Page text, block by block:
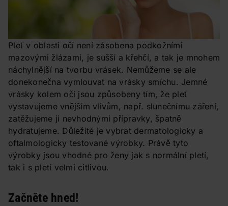
Pleť v oblasti očí není zásobena podkožními
mazovými žlázami, je sušší a křehčí, a tak je mnohem
náchylnější na tvorbu vrásek. Nemůžeme se ale
donekonečna vymlouvat na vrásky smíchu. Jemné
vrásky kolem očí jsou způsobeny tím, že pleť
vystavujeme vnějším vlivům, např. slunečnímu záření,
zatěžujeme ji nevhodnými přípravky, špatně
hydratujeme. Důležité je vybrat dermatologicky a
oftalmologicky testované výrobky. Právě tyto
výrobky jsou vhodné pro ženy jak s normální pletí,
tak i s pletí velmi citlivou.
Začněte hned!